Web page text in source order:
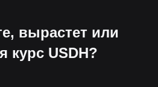
вырастет или
курс USDH?